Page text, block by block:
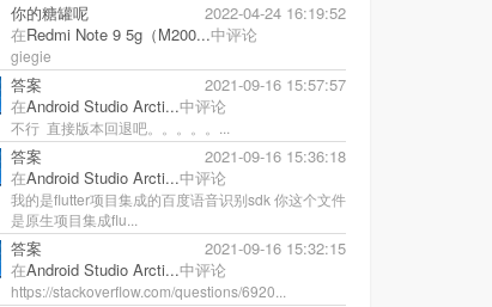
你的糖罐呢
2022-04-24 16:19:52
在Redmi Note 9 5g（M200...中评论
giegie
答案
2021-09-16 15:57:57
在Android Studio Arcti...中评论
不行 直接版本回退吧。。。。。...
答案
2021-09-16 15:36:18
在Android Studio Arcti...中评论
我的是flutter项目集成的百度语音识别sdk 你这个文件
是原生项目集成flu...
答案
2021-09-16 15:32:15
在Android Studio Arcti...中评论
https://stackoverflow.com/questions/6920...